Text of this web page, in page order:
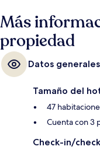
Más
propiedad
Datos generales
Tamaño del
47
Cuenta con 3
Check-in/